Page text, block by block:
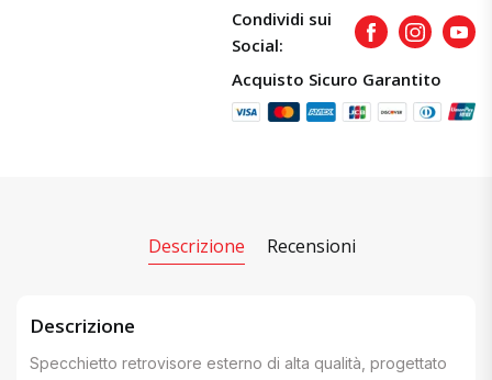
Condividi sui
Social:
FacebookInstagram
Acquisto Sicuro Garantito
Descrizione Recensioni
Descrizione
Specchietto retrovisore esterno di alta qualità, progettato